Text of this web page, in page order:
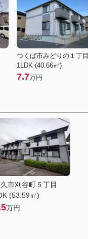
つくば市みどりの１丁目
1LDK (40.66㎡)
7.7万円
市刈谷町５丁目
(53.59㎡)
万円